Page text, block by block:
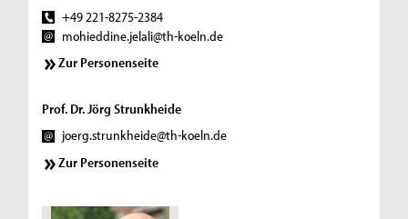
+49 221-8275-2384
mohieddine.jelali@th-koeln.de
Zur Personenseite
Prof. Dr. Jörg Strunkheide
joerg.strunkheide@th-koeln.de
Zur Personenseite